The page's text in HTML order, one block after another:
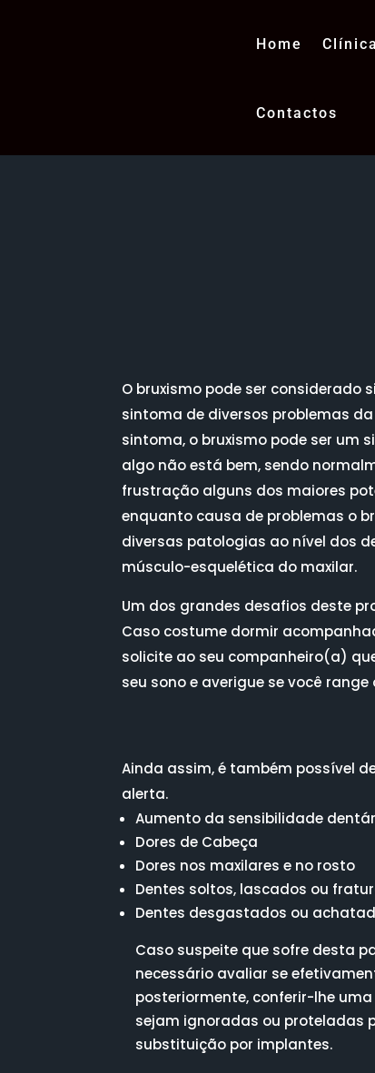
Home
Contactos
O bruxismo pode ser considerado
sintoma de diversos problemas
sintoma, o bruxismo pode ser um
algo não está bem, sendo
frustração alguns dos maiores
enquanto causa de problemas o
diversas patologias ao nível dos
músculo-esquelética do maxilar.
Um dos grandes desafios deste
Caso costume dormir
solicite ao seu companheiro(a)
seu sono e averigue se você
Ainda assim, é também possível
alerta.
Aumento da sensibilidade
Dores de Cabeça
Dores nos maxilares e no rosto
Dentes soltos, lascados ou
Dentes desgastados ou
Caso suspeite que sofre desta
necessário avaliar se
posteriormente, conferir-lhe
sejam ignoradas ou proteladas
substituição por implantes.